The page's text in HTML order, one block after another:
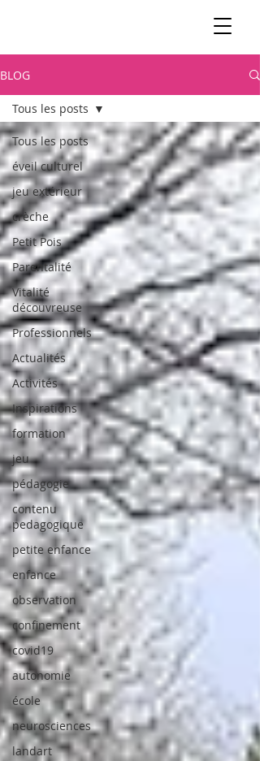
BLOG
Tous les posts
éveil culturel
jeu extérieur
crèche
Petit Pois
Parentalité
Vitalité
découvreuse
Professionnels
Actualités
Activités
Inspirations
formation
jeu
pédagogie
contenu
pedagogique
petite enfance
enfance
observation
confinement
covid19
autonomie
école
neurosciences
landart
Tous les posts